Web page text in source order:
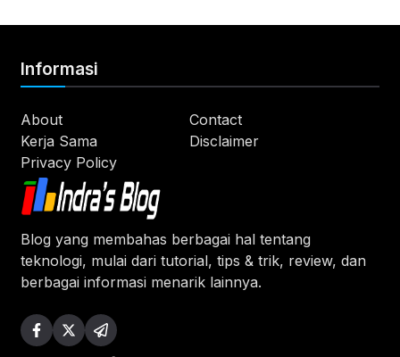
Blog yang membahas berbagai hal tentang
teknologi, mulai dari tutorial, tips & trik, review, dan
berbagai informasi menarik lainnya.
Informasi
About
Contact
Kerja Sama
Disclaimer
Privacy Policy